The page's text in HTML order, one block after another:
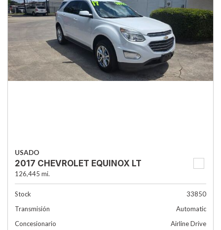
USADO
2017 CHEVROLET EQUINOX LT
126,445 mi.
Stock
33850
Transmisión
Automatic
Concesionario
Airline Drive